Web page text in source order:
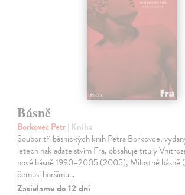
Básně
Borkovec Petr| Kniha
Soubor tří básnických knih Petra Borkovce,
letech nakladatelstvím Fra, obsahuje tituly
nové básně 1990–2005 (2005), Milostné básně
čemusi horšímu…
Zasielame do 12 dní